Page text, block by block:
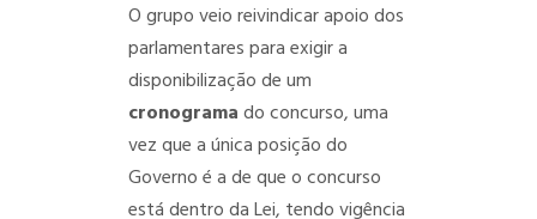
O grupo veio reivindicar apoio dos
parlamentares para exigir a
disponibilização de um
cronogramado concurso, uma
vez que a única posição do
Governo é a de que o concurso
está dentro da Lei, tendo vigência